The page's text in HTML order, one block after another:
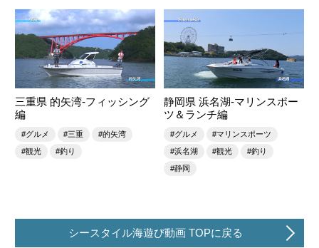
三重県 的矢湾-フィッシング
編
#グルメ #三重
#的矢湾
#観光
#釣り
静岡県 浜名湖-マリンスポー
ツ＆ランチ編
#グルメ
#マリンスポーツ
#浜名湖
#観光
#釣り
#静岡
シースタイル海遊び動画 TOPに戻る